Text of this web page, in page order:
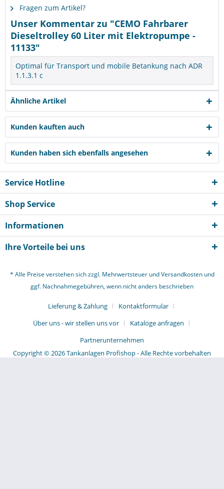
Fragen zum Artikel?
Unser Kommentar zu "CEMO Fahrbarer
Dieseltrolley 60 Liter mit Elektropumpe -
11133"
Optimal für Transport und mobile Betankung nach ADR
1.1.3.1 c
Ähnliche Artikel
Kunden kauften auch
Kunden haben sich ebenfalls angesehen
Service Hotline
Shop Service
Informationen
Ihre Vorteile bei uns
* Alle Preise verstehen sich zzgl. Mehrwertsteuer undVersandkostenund
ggf. Nachnahmegebühren, wenn nicht anders beschrieben
Lieferung & Zahlung
Kontaktformular
Über uns - wir stellen uns vor
Kataloge anfragen
Partnerunternehmen
Copyright © 2026 Tankanlagen Profishop - Alle Rechte vorbehalten